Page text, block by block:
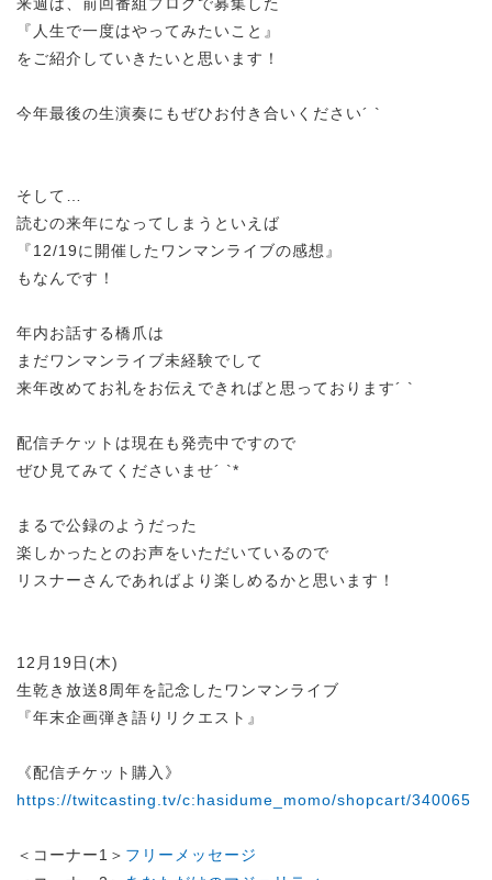
来週は、前回番組ブログで募集した
『人生で一度はやってみたいこと』
をご紹介していきたいと思います！
今年最後の生演奏にもぜひお付き合いください´ `
そして…
読むの来年になってしまうといえば
『12/19に開催したワンマンライブの感想』
もなんです！
年内お話する橋爪は
まだワンマンライブ未経験でして
来年改めてお礼をお伝えできればと思っております´ `
配信チケットは現在も発売中ですので
ぜひ見てみてくださいませ´ `*
まるで公録のようだった
楽しかったとのお声をいただいているので
リスナーさんであればより楽しめるかと思います！
12月19日(木)
生乾き放送8周年を記念したワンマンライブ
『年末企画弾き語りリクエスト』
《配信チケット購入》
https://twitcasting.tv/c:hasidume_momo/shopcart/340065
＜コーナー1＞ フリーメッセージ